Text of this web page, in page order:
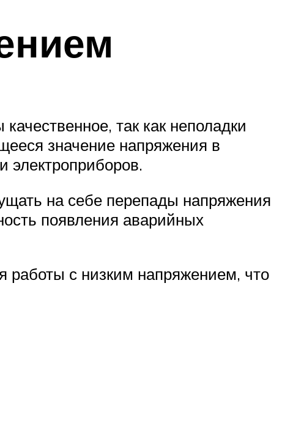
так как неполадки
значение напряжения в
электроприборов.
на себе перепады напряжения
появления аварийных
работы с низким напряжением, что